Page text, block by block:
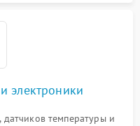
электроники
температуры и